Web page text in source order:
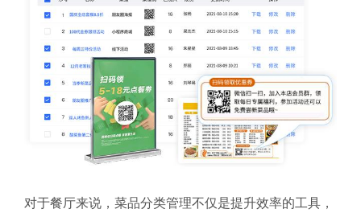
对于餐厅来说，菜品分类管理不仅是提升效率的工具，